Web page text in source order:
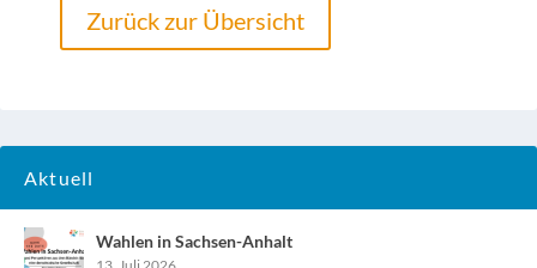
Zurück zur Übersicht
Aktuell
Wahlen in Sachsen-Anhalt